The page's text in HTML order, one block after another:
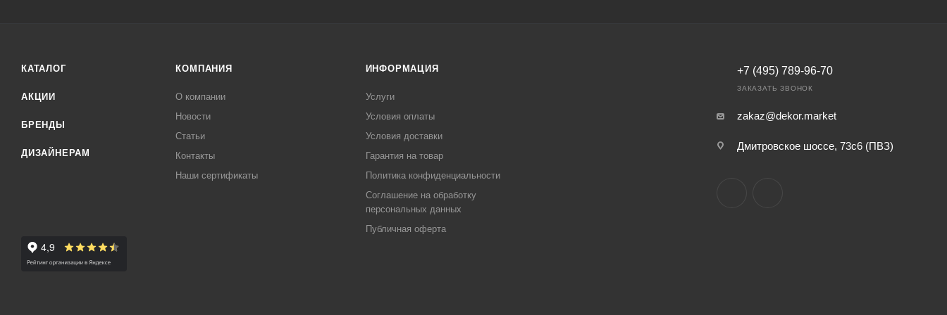
КАТАЛОГ
АКЦИИ
БРЕНДЫ
ДИЗАЙНЕРАМ
КОМПАНИЯ
О компании
Новости
Статьи
Контакты
Наши сертификаты
ИНФОРМАЦИЯ
Услуги
Условия оплаты
Условия доставки
Гарантия на товар
Политика конфиденциальности
Соглашение на обработку
персональных данных
Публичная оферта
+7 (495) 789-96-70
ЗАКАЗАТЬ ЗВОНОК
zakaz@dekor.market
Дмитровское шоссе, 73с6 (ПВЗ)